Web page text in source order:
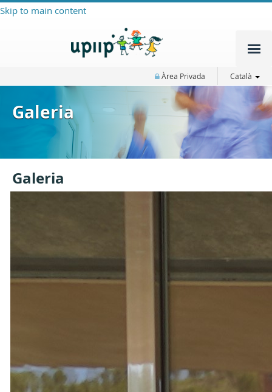
Skip to main content
Àrea Privada Català
Galeria
Galeria